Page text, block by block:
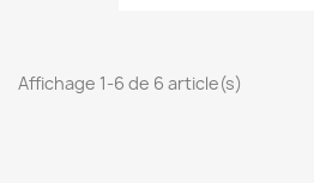
Affichage 1-6 de 6 article(s)